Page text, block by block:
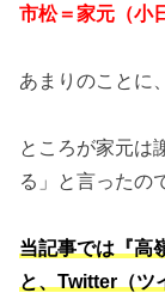
市松＝家元（小
あまりのことに
ところが家元は
る」と言ったの
当記事では『高
と、Twitter（ツ